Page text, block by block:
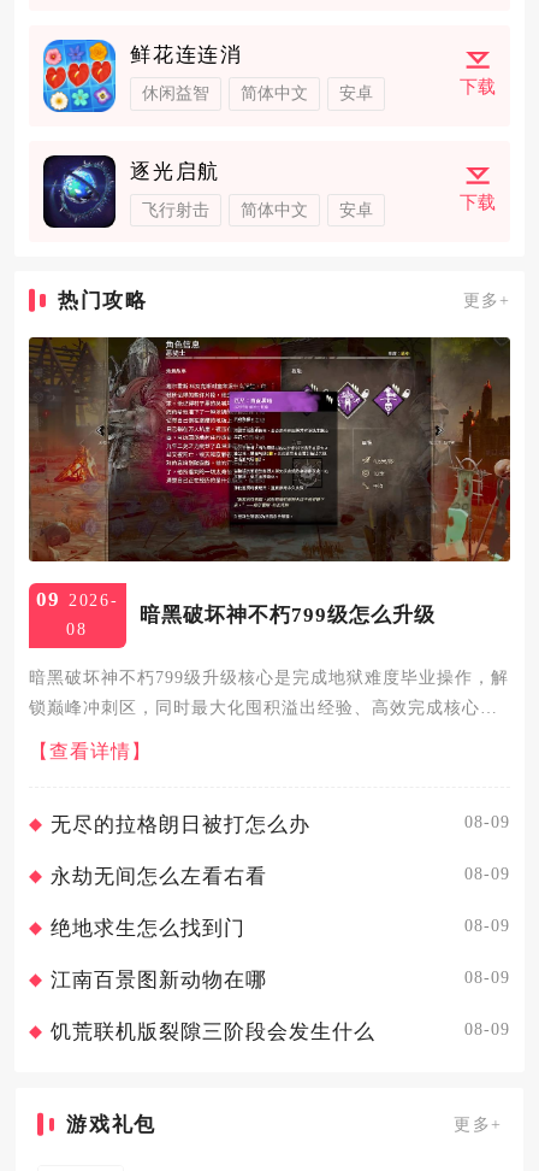
鲜花连连消
休闲益智 简体中文 安卓 下载
逐光启航
飞行射击 简体中文 安卓 下载
热门攻略 更多+
09
2026-
08
暗黑破坏神不朽799级怎么升级
暗黑破坏神不朽799级升级核心是完成地狱难度毕业操作，解
锁巅峰冲刺区，同时最大化囤积溢出经验、高效完成核心任
务，即可平稳突破等级瓶颈进入800级及以上的灾厄难度挑
战。799级处于减负护肝区的等级上限，角色获取的所有溢出
【查看详情】
无尽的拉格朗日被打怎么办 08-09
永劫无间怎么左看右看 08-09
绝地求生怎么找到门 08-09
江南百景图新动物在哪 08-09
饥荒联机版裂隙三阶段会发生什么 08-09
游戏礼包 更多+